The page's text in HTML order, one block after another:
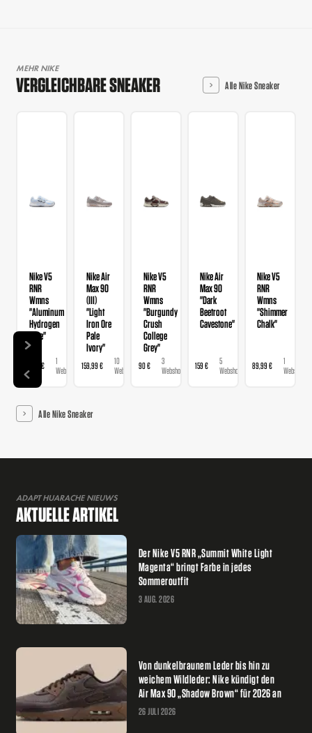
MEHR NIKE
VERGLEICHBARE SNEAKER Alle Nike Sneaker
Nike V5
RNR
Wmns
"Aluminum
Hydrogen
Blue"
89,99 €
1
Webshop
Nike Air
Max 90
(III)
"Light
Iron Ore
Pale
Ivory"
159,99 €
10
Webshops
Nike V5
RNR
Wmns
"Burgundy
Crush
College
Grey"
90 €
3
Webshops
Nike Air
Max 90
"Dark
Beetroot
Cavestone"
159 €
5
Webshops
Nike V5
RNR
Wmns
"Shimmer
Chalk"
89,99 €
1
Webshop
Alle Nike Sneaker
ADAPT HUARACHE NIEUWS
AKTUELLE ARTIKEL
Der Nike V5 RNR „Summit White Light
Magenta“ bringt Farbe in jedes
Sommeroutfit
3 AUG. 2026
Von dunkelbraunem Leder bis hin zu
weichem Wildleder: Nike kündigt den
Air Max 90 „Shadow Brown“ für 2026 an
26 JULI 2026